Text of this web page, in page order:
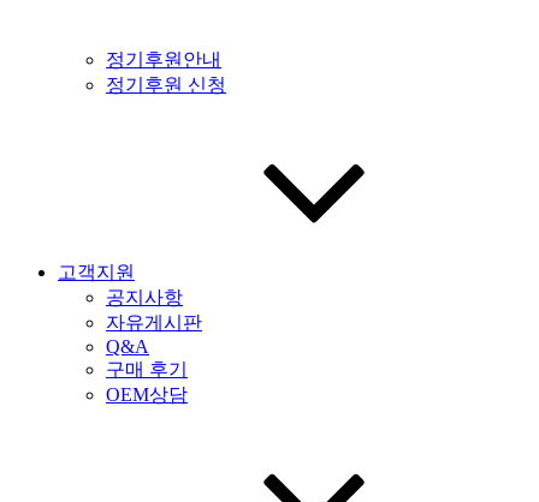
정기후원안내
정기후원 신청
고객지원
공지사항
자유게시판
Q&A
구매 후기
OEM상담